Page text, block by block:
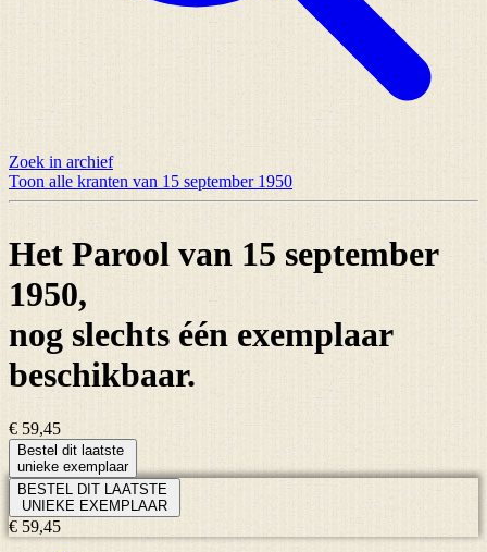
Zoek in archief
Toon alle kranten van 15 september 1950
Het Parool van 15 september
1950,
nog slechts één exemplaar
beschikbaar.
€ 59,45
Bestel dit laatste
unieke exemplaar
BESTEL DIT LAATSTE
UNIEKE EXEMPLAAR
€ 59,45